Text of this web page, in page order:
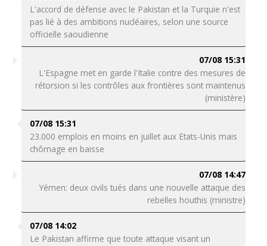
L'accord de défense avec le Pakistan et la Turquie n'est
pas lié à des ambitions nucléaires, selon une source
officielle saoudienne
07/08 15:31
L'Espagne met en garde l'Italie contre des mesures de
rétorsion si les contrôles aux frontières sont maintenus
(ministère)
07/08 15:31
23.000 emplois en moins en juillet aux Etats-Unis mais
chômage en baisse
07/08 14:47
Yémen: deux civils tués dans une nouvelle attaque des
rebelles houthis (ministre)
07/08 14:02
Le Pakistan affirme que toute attaque visant un